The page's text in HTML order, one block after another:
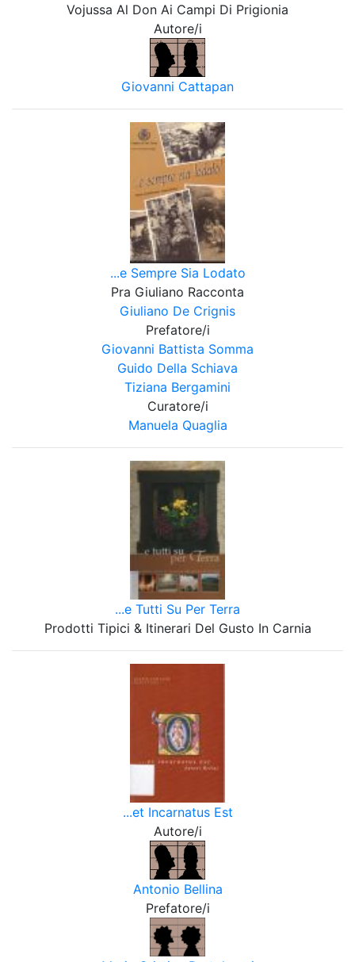
Vojussa Al Don Ai Campi Di Prigionia
Autore/i
Giovanni Cattapan
...e Sempre Sia Lodato
Pra Giuliano Racconta
Giuliano De Crignis
Prefatore/i
Giovanni Battista Somma
Guido Della Schiava
Tiziana Bergamini
Curatore/i
Manuela Quaglia
...e Tutti Su Per Terra
Prodotti Tipici & Itinerari Del Gusto In Carnia
...et Incarnatus Est
Autore/i
Antonio Bellina
Prefatore/i